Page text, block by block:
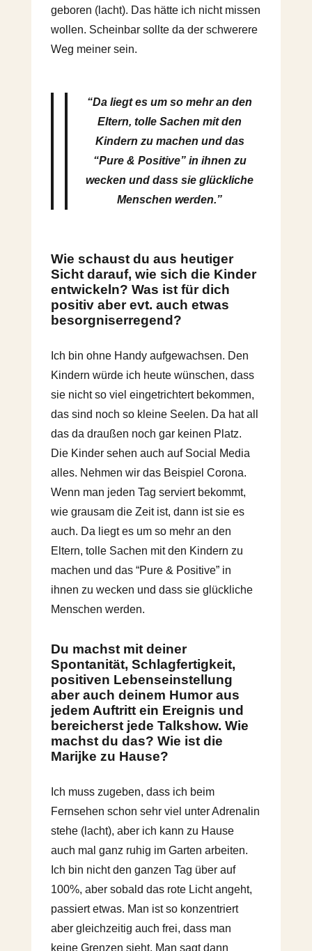
geboren (lacht). Das hätte ich nicht missen
wollen. Scheinbar sollte da der schwerere
Weg meiner sein.
“Da liegt es um so mehr an den
Eltern, tolle Sachen mit den
Kindern zu machen und das
“Pure & Positive” in ihnen zu
wecken und dass sie glückliche
Menschen werden.”
Wie schaust du aus heutiger
Sicht darauf, wie sich die Kinder
entwickeln? Was ist für dich
positiv aber evt. auch etwas
besorgniserregend?
Ich bin ohne Handy aufgewachsen. Den
Kindern würde ich heute wünschen, dass
sie nicht so viel eingetrichtert bekommen,
das sind noch so kleine Seelen. Da hat all
das da draußen noch gar keinen Platz.
Die Kinder sehen auch auf Social Media
alles. Nehmen wir das Beispiel Corona.
Wenn man jeden Tag serviert bekommt,
wie grausam die Zeit ist, dann ist sie es
auch. Da liegt es um so mehr an den
Eltern, tolle Sachen mit den Kindern zu
machen und das “Pure & Positive” in
ihnen zu wecken und dass sie glückliche
Menschen werden.
Du machst mit deiner
Spontanität, Schlagfertigkeit,
positiven Lebenseinstellung
aber auch deinem Humor aus
jedem Auftritt ein Ereignis und
bereicherst jede Talkshow. Wie
machst du das? Wie ist die
Marijke zu Hause?
Ich muss zugeben, dass ich beim
Fernsehen schon sehr viel unter Adrenalin
stehe (lacht), aber ich kann zu Hause
auch mal ganz ruhig im Garten arbeiten.
Ich bin nicht den ganzen Tag über auf
100%, aber sobald das rote Licht angeht,
passiert etwas. Man ist so konzentriert
aber gleichzeitig auch frei, dass man
keine Grenzen sieht. Man sagt dann